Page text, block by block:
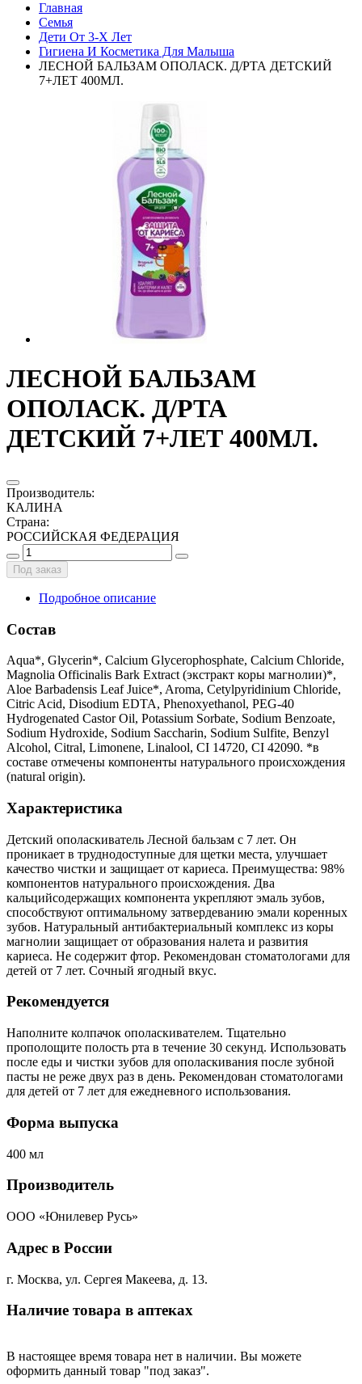
Главная
Семья
Дети От 3-Х Лет
Гигиена И Косметика Для Малыша
ЛЕСНОЙ БАЛЬЗАМ ОПОЛАСК. Д/РТА ДЕТСКИЙ
7+ЛЕТ 400МЛ.
ЛЕСНОЙ БАЛЬЗАМ
ОПОЛАСК. Д/РТА
ДЕТСКИЙ 7+ЛЕТ 400МЛ.
Производитель:
КАЛИНА
Страна:
РОССИЙСКАЯ ФЕДЕРАЦИЯ
Под заказ
Подробное описание
Состав
Aqua*, Glycerin*, Calcium Glycerophosphate, Calcium Chloride,
Magnolia Officinalis Bark Extract (экстракт коры магнолии)*,
Aloe Barbadensis Leaf Juice*, Aroma, Cetylpyridinium Chloride,
Citric Acid, Disodium EDTA, Phenoxyethanol, PEG-40
Hydrogenated Castor Oil, Potassium Sorbate, Sodium Benzoate,
Sodium Hydroxide, Sodium Saccharin, Sodium Sulfite, Benzyl
Alcohol, Citral, Limonene, Linalool, CI 14720, CI 42090. *в
составе отмечены компоненты натурального происхождения
(natural origin).
Характеристика
Детский ополаскиватель Лесной бальзам с 7 лет. Он
проникает в труднодоступные для щетки места, улучшает
качество чистки и защищает от кариеса. Преимущества: 98%
компонентов натурального происхождения. Два
кальцийсодержащих компонента укрепляют эмаль зубов,
способствуют оптимальному затвердеванию эмали коренных
зубов. Натуральный антибактериальный комплекс из коры
магнолии защищает от образования налета и развития
кариеса. Не содержит фтор. Рекомендован стоматологами для
детей от 7 лет. Сочный ягодный вкус.
Рекомендуется
Наполните колпачок ополаскивателем. Тщательно
прополощите полость рта в течение 30 секунд. Использовать
после еды и чистки зубов для ополаскивания после зубной
пасты не реже двух раз в день. Рекомендован стоматологами
для детей от 7 лет для ежедневного использования.
Форма выпуска
400 мл
Производитель
ООО «Юнилевер Русь»
Адрес в России
г. Москва, ул. Сергея Макеева, д. 13.
Наличие товара в аптеках
В настоящее время товара нет в наличии. Вы можете
оформить данный товар "под заказ".